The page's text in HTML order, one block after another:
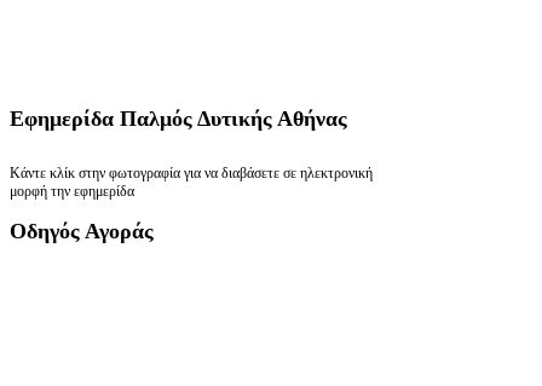
Εφημερίδα Παλμός Δυτικής Αθήνας
Κάντε κλίκ στην φωτογραφία για να διαβάσετε σε ηλεκτρονική
μορφή την εφημερίδα
Οδηγός Αγοράς